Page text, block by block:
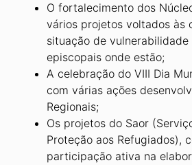
O fortalecimento dos
vários projetos voltados às
situação de
episcopais onde estão;
A celebração do VIII Dia
com várias ações
Regionais;
Os projetos do Saor
Proteção aos Refugiados),
participação ativa na